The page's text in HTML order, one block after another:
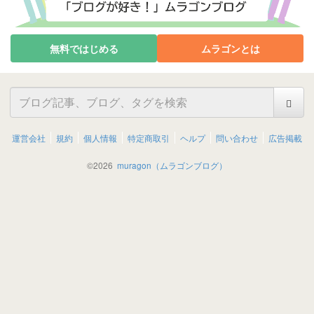
無料ではじめる ムラゴンとは
運営会社 規約 個人情報 特定商取引 ヘルプ 問い合わせ 広告掲載
©2026 muragon（ムラゴンブログ）